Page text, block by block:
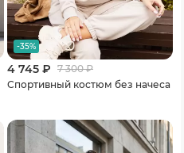
-35%
4 745 ₽ 7 300₽
Спортивный костюм без начеса